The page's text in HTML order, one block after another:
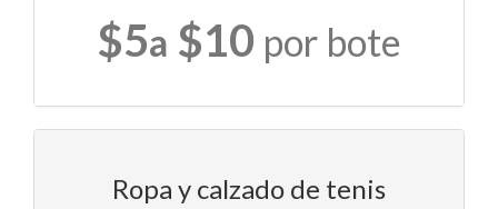
$5a $10 por bote
Ropa y calzado de tenis